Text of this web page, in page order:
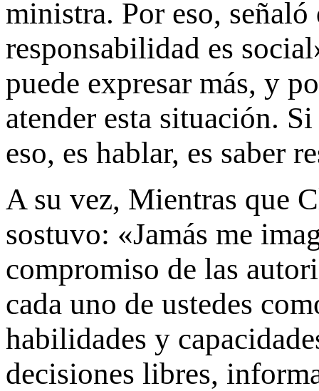
ministra. Por eso,
responsabilidad es
puede expresar más, y
atender esta situación.
eso, es hablar, es saber
A su vez, Mientras que
sostuvo: «Jamás me
compromiso de las
cada uno de ustedes
habilidades y
decisiones libres,